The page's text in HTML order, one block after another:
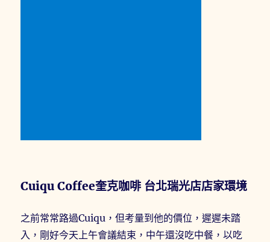
Cuiqu Coffee奎克咖啡 台北瑞光店店家環境
之前常常路過Cuiqu，但考量到他的價位，遲遲未踏
入，剛好今天上午會議結束，中午還沒吃中餐，以吃